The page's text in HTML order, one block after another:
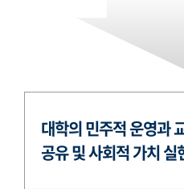
대학의 민주적 운영과
공유 및 사회적 가치